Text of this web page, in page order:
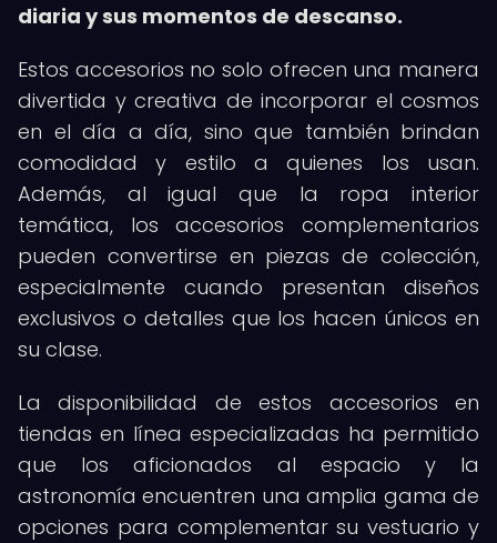
diaria y sus momentos de descanso.
Estos accesorios no solo ofrecen una manera
divertida y creativa de incorporar el cosmos
en el día a día, sino que también brindan
comodidad y estilo a quienes los usan.
Además, al igual que la ropa interior
temática, los accesorios complementarios
pueden convertirse en piezas de colección,
especialmente cuando presentan diseños
exclusivos o detalles que los hacen únicos en
su clase.
La disponibilidad de estos accesorios en
tiendas en línea especializadas ha permitido
que los aficionados al espacio y la
astronomía encuentren una amplia gama de
opciones para complementar su vestuario y